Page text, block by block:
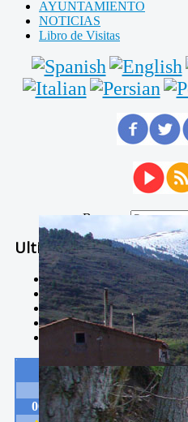
AYUNTAMIENTO
NOTICIAS
Libro de Visitas
Buscar...
Ultimas Noticias
Solidaria carrera - 7
Temporal de Febrero
Nevada Enero 2018
La estación de esquí de
Larga vida a las escuelas